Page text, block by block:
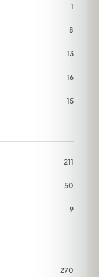
1
8
13
16
15
211
50
9
270